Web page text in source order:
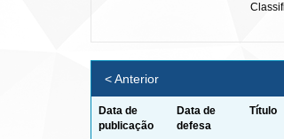
< Anterior
Data de
publicação
Data de
defesa
Título